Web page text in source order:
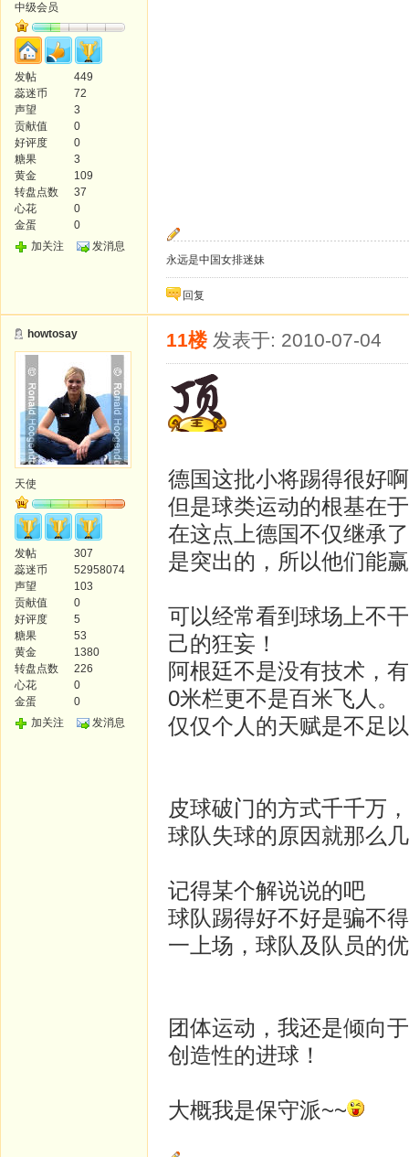
中级会员
发帖
449
蕊迷币
72
声望
3
贡献值
0
好评度
0
糖果
3
黄金
109
转盘点数
37
心花
0
金蛋
0
加关注
发消息
永远是中国女排迷妹
回复
howtosay
天使
发帖
307
蕊迷币
52958074
声望
103
贡献值
0
好评度
5
糖果
53
黄金
1380
转盘点数
226
心花
0
金蛋
0
加关注
发消息
11楼 发表于: 2010-07-04
德国这批小将踢得很好
但是球类运动的根基在
在这点上德国不仅继承
是突出的，所以他们能
可以经常看到球场上不
己的狂妄！
阿根廷不是没有技术，
0米栏更不是百米飞人。
仅仅个人的天赋是不足
皮球破门的方式千千万，
球队失球的原因就那么
记得某个解说说的吧
球队踢得好不好是骗不
一上场，球队及队员的
团体运动，我还是倾向
创造性的进球！
大概我是保守派~~